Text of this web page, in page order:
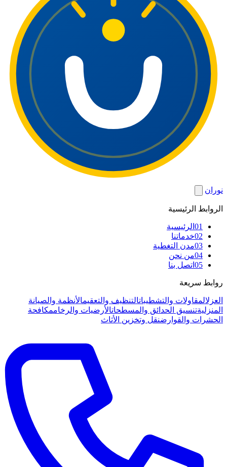
نوران
الروابط الرئيسية
01 الرئيسية
02خدماتنا
03مدن التغطية
04من نحن
05 اتصل بنا
روابط سريعة
العزلالمقاولات والتشطيباتالتنظيف والتعقيمالأنظمة والصيانة
المنزليةتنسيق الحدائق والمسطحاتالأرضيات والرخاممكافحة
الحشرات والقوارضنقل وتخزين الأثاث